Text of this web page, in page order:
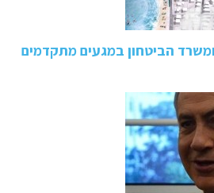
הביטחון במגעים מתקדמים